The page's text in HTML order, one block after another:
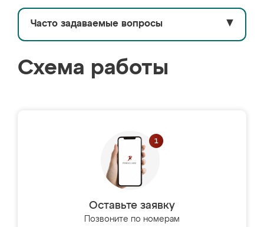
Часто задаваемые вопросы ▼
Схема работы
Оставьте заявку
Позвоните по номерам